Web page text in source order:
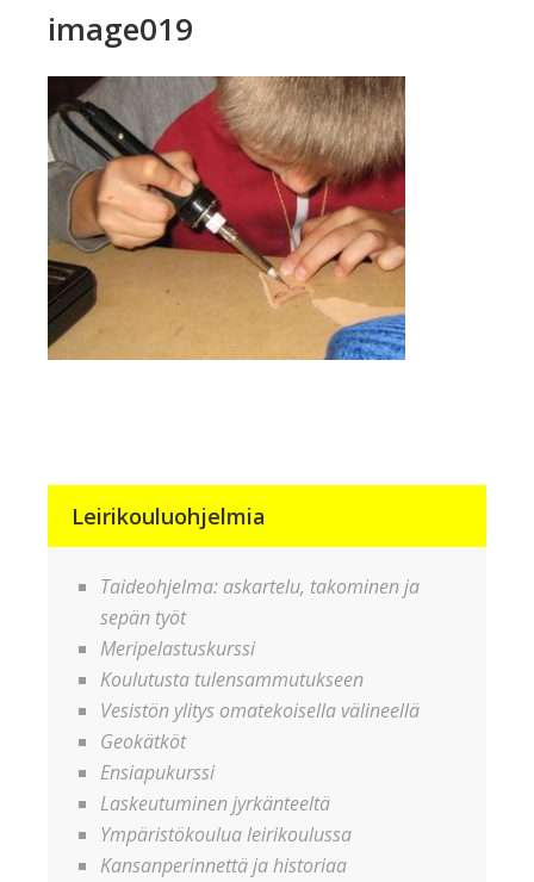
image019
Leirikouluohjelmia
Taideohjelma: askartelu, takominen ja
sepän työt
Meripelastuskurssi
Koulutusta tulensammutukseen
Vesistön ylitys omatekoisella välineellä
Geokätköt
Ensiapukurssi
Laskeutuminen jyrkänteeltä
Ympäristökoulua leirikoulussa
Kansanperinnettä ja historiaa